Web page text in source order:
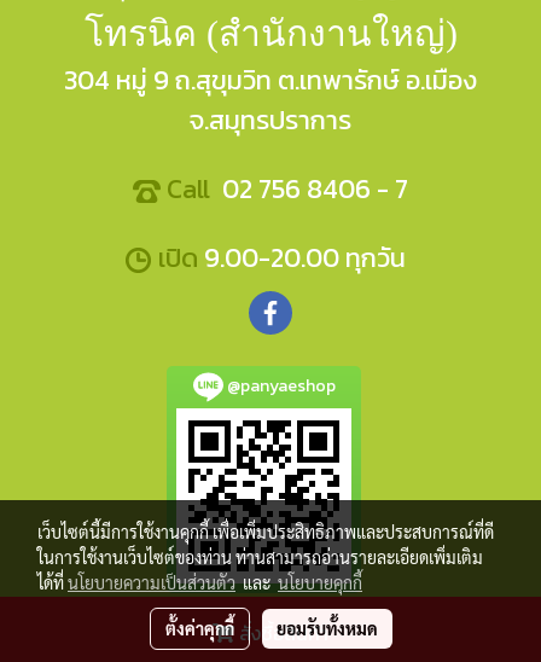
สั่งซื้อสินค้า
โทรนิค (สำนักงานใหญ่)
304 หมู่ 9 ถ.สุขุมวิท ต.เทพารักษ์ อ.เมือง
จ.สมุทรปราการ
Call 02 756 8406 - 7
เปิด 9.00-20.00 ทุกวัน
@panyaeshop
Panyaeshop © Copyright 2017 All Rights Reserved.
เว็บไซต์นี้มีการใช้งานคุกกี้ เพื่อเพิ่มประสิทธิภาพและประสบการณ์ที่ดี
ในการใช้งานเว็บไซต์ของท่าน ท่านสามารถอ่านรายละเอียดเพิ่มเติม
ได้ที่นโยบายความเป็นส่วนตัวและนโยบายคุกกี้
ตั้งค่าคุกกี้ ยอมรับทั้งหมด